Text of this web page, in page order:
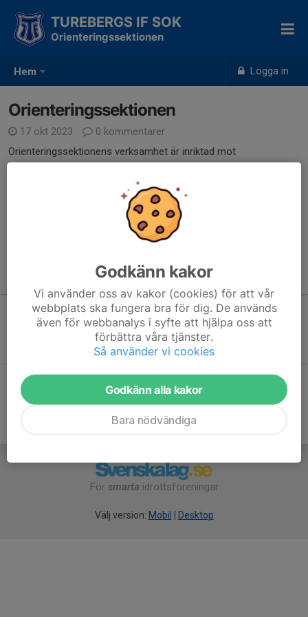
Hem Logga in
TUREBERGS IF SOK
Orienteringssektionen
Orienteringssektionen
17 okt 2023
0 kommentarer
Orienteringssektionens verksamhet är inriktad mot
motionsorientering under eget ansvar. Samordning sker med
Turebergs IF SOK är medlem i Norrkartor.
Stödjande verksamhet sker mot skolor där klubben bistår vid...
Kommande aktiviteter
Inga aktiviteter inbokade
Hela kalendern
För smarta idrottsföreningar
Välj version: Mobil Desktop
Godkänn kakor
Vi använder oss av kakor (cookies) för att vår
webbplats ska fungera bra för dig. De används
även för webbanalys i syfte att hjälpa oss att
förbättra våra tjänster.
Så använder vi cookies
Godkänn alla kakor
Bara nödvändiga